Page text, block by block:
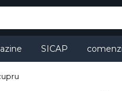
SICAP